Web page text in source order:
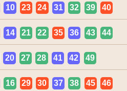
10 23 24 31 32 39 40
14 21 22 35 36 43 44
20 27 28 41 42 49
16 29 30 37 38 45 46